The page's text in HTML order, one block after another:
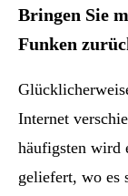
Bringen Sie
Funken
Internet
häufigsten wird
geliefert, wo es